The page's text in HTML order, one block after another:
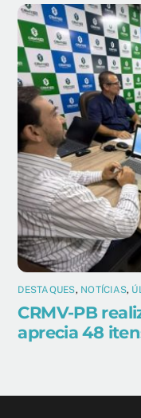
DESTAQUES, NOTÍCIAS,
CRMV-PB
aprecia 48